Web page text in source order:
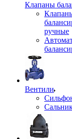
Клапаны
ручные
Вентили